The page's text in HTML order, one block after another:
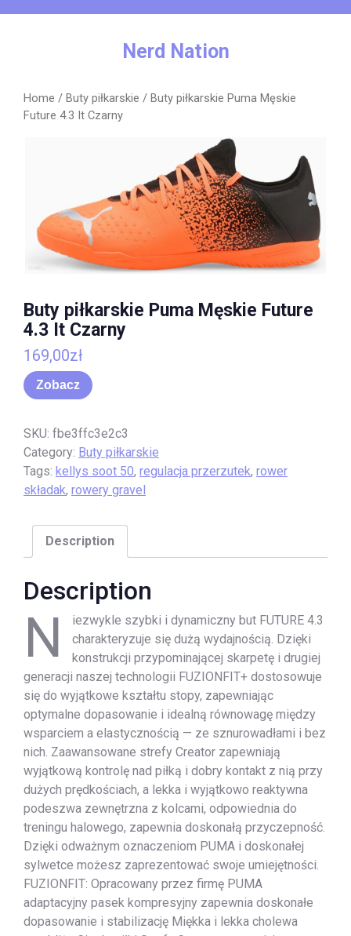
Nerd Nation
Home / Buty piłkarskie / Buty piłkarskie Puma Męskie
Future 4.3 It Czarny
Buty piłkarskie Puma Męskie Future
4.3 It Czarny
169,00zł
Zobacz
SKU: fbe3ffc3e2c3
Category: Buty piłkarskie
Tags: kellys soot 50, regulacja przerzutek, rower
składak, rowery gravel
Description
Description
N
iezwykle szybki i dynamiczny but FUTURE 4.3
charakteryzuje się dużą wydajnością. Dzięki
konstrukcji przypominającej skarpetę i drugiej
generacji naszej technologii FUZIONFIT+ dostosowuje
się do wyjątkowe kształtu stopy, zapewniając
optymalne dopasowanie i idealną równowagę między
wsparciem a elastycznością — ze sznurowadłami i bez
nich. Zaawansowane strefy Creator zapewniają
wyjątkową kontrolę nad piłką i dobry kontakt z nią przy
dużych prędkościach, a lekka i wyjątkowo reaktywna
podeszwa zewnętrzna z kolcami, odpowiednia do
treningu halowego, zapewnia doskonałą przyczepność.
Dzięki odważnym oznaczeniom PUMA i doskonałej
sylwetce możesz zaprezentować swoje umiejętności.
FUZIONFIT: Opracowany przez firmę PUMA
adaptacyjny pasek kompresyjny zapewnia doskonałe
dopasowanie i stabilizację Miękka i lekka cholewa